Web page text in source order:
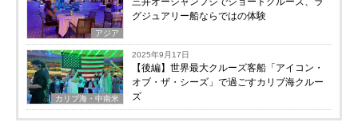
アジア
グジュアリー船ならではの体験
カリブ海・中南米
2025年9月17日
【後編】世界最大クルーズ客船「アイコン・
オブ・ザ・シーズ」で過ごすカリブ海クルー
ズ